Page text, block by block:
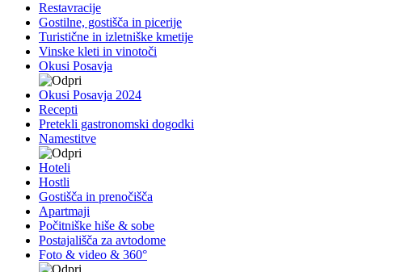
Restavracije
Gostilne, gostišča in picerije
Turistične in izletniške kmetije
Vinske kleti in vinotoči
Okusi Posavja
Okusi Posavja 2024
Recepti
Pretekli gastronomski dogodki
Namestitve
Hoteli
Hostli
Gostišča in prenočišča
Apartmaji
Počitniške hiše & sobe
Postajališča za avtodome
Foto & video & 360°